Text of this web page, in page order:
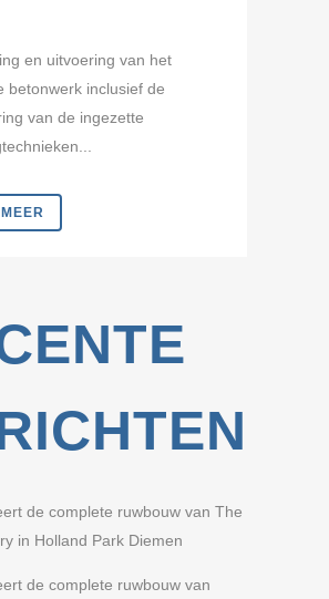
en uitvoering van het
betonwerk inclusief de
van de ingezette
de complete ruwbouw van The
in Holland Park Diemen
de complete ruwbouw van